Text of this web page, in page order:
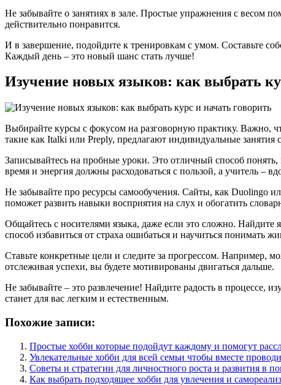
Не забывайте о занятиях в зале. Простые упражнения с весом
действительно понравится.
И в завершение, подойдите к тренировкам с умом. Составьте
Каждый день – это новый шанс стать лучше!
Изучение новых языков: как выбрать
Выбирайте курсы с фокусом на разговорную практику. Важно,
такие как Italki или Preply, предлагают индивидуальные
Записывайтесь на пробные уроки. Это отличный способ
время и энергия должны расходоваться с пользой, а учитель –
Не забывайте про ресурсы самообучения. Сайты, как Duolingo
поможет развить навыки восприятия на слух и обогатить
Общайтесь с носителями языка, даже если это сложно. Найдите
способ избавиться от страха ошибаться и научиться понимать
Ставьте конкретные цели и следите за прогрессом. Например,
отслеживая успехи, вы будете мотивированы двигаться дальше.
Не забывайте – это развлечение! Найдите радость в процессе,
станет для вас легким и естественным.
Похожие записи:
Простые хобби которые подойдут каждому и помогут
Увлекательные хобби для всей семьи чтобы вместе
Советы и стратегии для личностного роста и развития в
Как выбрать подходящее хобби для увлечения и